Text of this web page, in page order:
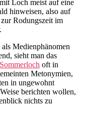
Loch meist auf eine
hinweisen, also auf
Rodungszeit im
Medienphänomen
sieht man das
oft in
Metonymien,
in ungewohnt
berichten wollen,
nichts zu